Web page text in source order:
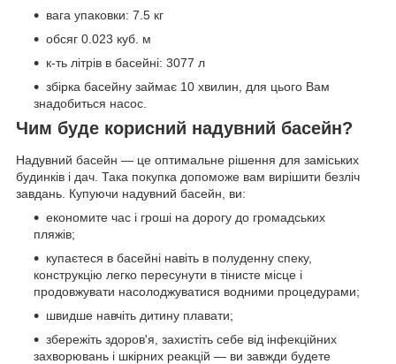
вага упаковки: 7.5 кг
обсяг 0.023 куб. м
к-ть літрів в басейні: 3077 л
збірка басейну займає 10 хвилин, для цього Вам
знадобиться насос.
Чим буде корисний надувний басейн?
Надувний басейн — це оптимальне рішення для заміських
будинків і дач. Така покупка допоможе вам вирішити безліч
завдань. Купуючи надувний басейн, ви:
економите час і гроші на дорогу до громадських
пляжів;
купаєтеся в басейні навіть в полуденну спеку,
конструкцію легко пересунути в тінисте місце і
продовжувати насолоджуватися водними процедурами;
швидше навчіть дитину плавати;
збережіть здоров'я, захистіть себе від інфекційних
захворювань і шкірних реакцій — ви завжди будете